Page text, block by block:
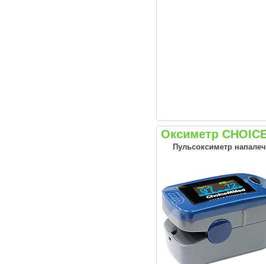
Оксиметр
Пульсоксиметр